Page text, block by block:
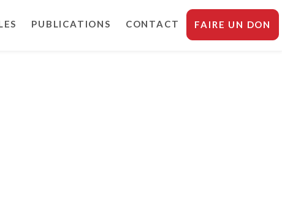
PUBLICATIONS CONTACT FAIRE UN DON